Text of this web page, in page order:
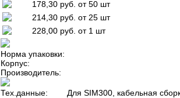
178,30 руб. от 50 шт
214,30 руб. от 25 шт
228,00 руб. от 1 шт
Норма упаковки:
Корпус:
Производитель:
Тех.данные: Для SIM300, кабельная